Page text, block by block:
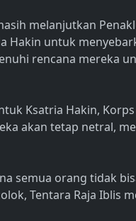
melanjutkan
Hakin untuk
rencana mereka
Ksatria Hakin,
akan tetap netral,
semua orang tidak
Tentara Raja Iblis